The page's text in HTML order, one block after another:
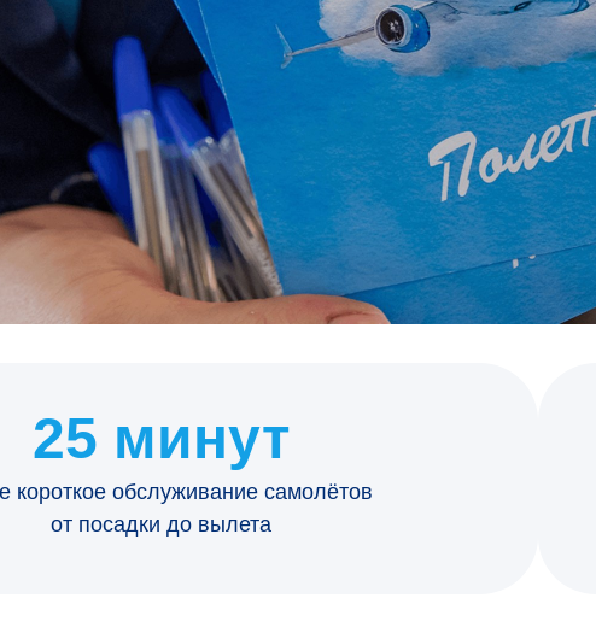
25 минут
короткое обслуживание самолётов
от посадки до вылета